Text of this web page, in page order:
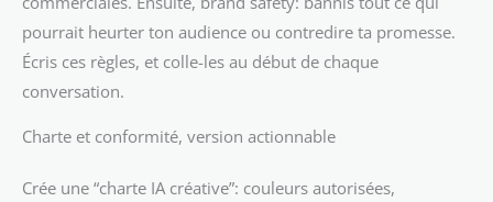
pourrait heurter ton audience ou contredire ta promesse.
Écris ces règles, et colle-les au début de chaque
conversation.
Charte et conformité, version actionnable
Crée une “charte IA créative”: couleurs autorisées,